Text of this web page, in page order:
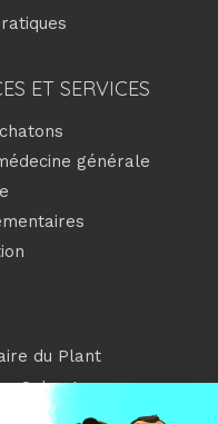
ET SERVICES
générale
du Plant
Salengro
sur-Marne